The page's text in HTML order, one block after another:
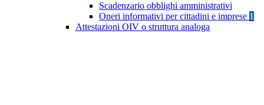
Scadenzario obblighi amministrativi
Oneri informativi per cittadini e imprese 1
Attestazioni OIV o struttura analoga